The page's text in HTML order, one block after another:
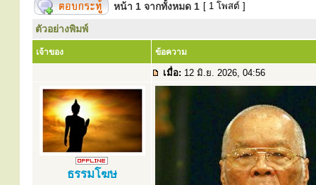
หน้า 1 จากทั้งหมด 1 [ 1 โพสต์ ]
ตัวอย่างพิมพ์
เจ้าของ ข้อความ
เมื่อ: 12 มิ.ย. 2026, 04:56
ธรรมโฆษ